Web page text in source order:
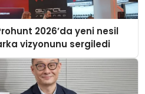
2026’da yeni nesil
vizyonunu sergiledi